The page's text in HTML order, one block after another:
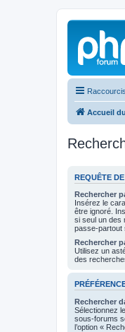
Raccourcis
Accueil
REQUÊTE
Rechercher
Insérez le
être ignoré.
si seul un des
passe-partout
Rechercher
Utilisez un
des
Rechercher
Sélectionnez
sous-forums
l’option «